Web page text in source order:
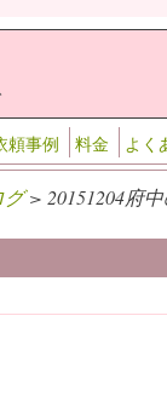
頼事例 料金 よく
グ> 20151204府